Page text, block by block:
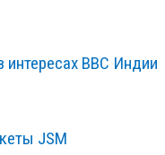
интересах ВВС Индии
JSM